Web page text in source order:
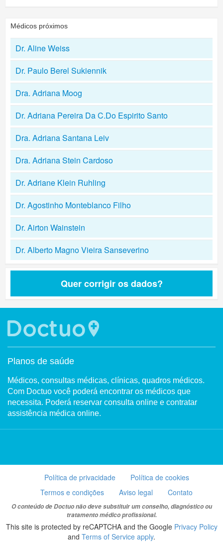
Médicos próximos
Dr. Aline Weiss
Dr. Paulo Berel Sukiennik
Dra. Adriana Moog
Dr. Adriana Pereira Da C.Do Espirito Santo
Dra. Adriana Santana Leiv
Dra. Adriana Stein Cardoso
Dr. Adriane Klein Ruhling
Dr. Agostinho Monteblanco Filho
Dr. Airton Wainstein
Dr. Alberto Magno Vieira Sanseverino
Quer corrigir os dados?
Planos de saúde
Médicos, consultas médicas, clínicas, quadros médicos.
Com Doctuo você poderá encontrar os médicos que
necessita. Poderá reservar consulta online e contratar
assistência médica online.
Política de privacidade
Política de cookies
Termos e condições
Aviso legal Contato
O conteúdo de Doctuo não deve substituir um conselho, diagnóstico ou
tratamento médico profissional.
This site is protected by reCAPTCHA and the Google Privacy Policy
and Terms of Service apply.